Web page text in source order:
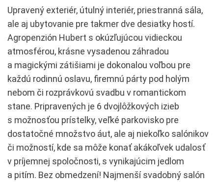
Upravený exteriér, útulný interiér, priestranná sála,
ale aj ubytovanie pre takmer dve desiatky hostí.
Agropenzión Hubert s okúzľujúcou vidieckou
atmosférou, krásne vysadenou záhradou
a magickými zátišiami je dokonalou voľbou pre
každú rodinnú oslavu, firemnú párty pod holým
nebom či rozprávkovú svadbu v romantickom
stane. Pripravených je 6 dvojlôžkových izieb
s možnosťou prístelky, veľké parkovisko pre
dostatočné množstvo áut, ale aj niekoľko salónikov
či možností, kde sa môže konať akákoľvek udalosť
v príjemnej spoločnosti, s vynikajúcim jedlom
a pitím. Bez obmedzení! Najmenší svadobný salón